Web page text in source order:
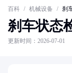
百科 / 机械设备 / 刹
刹车状态
更新时间：2026-07-01